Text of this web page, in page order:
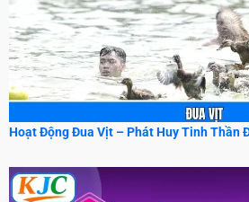
Hoạt Động Đua Vịt – Phát Huy Tinh Thần